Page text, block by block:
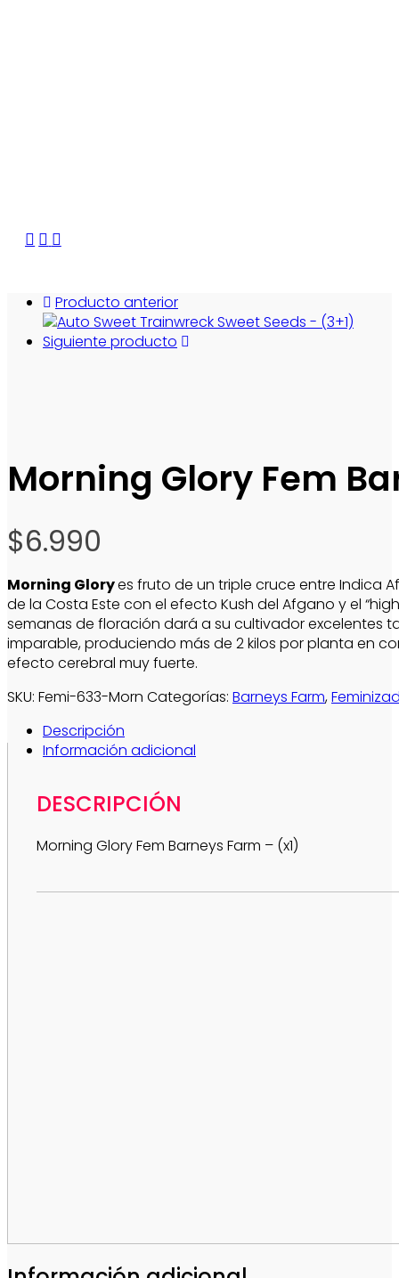
Producto anterior
Siguiente producto
Morning Glory Fem
$6.990
Morning Gloryes fruto de un triple cruce entre Indica
de la Costa Este con el efecto Kush del Afgano y el
semanas de floración dará a su cultivador excelentes
imparable, produciendo más de 2 kilos por planta en
efecto cerebral muy fuerte.
SKU: Femi-633-Morn Categorías: Barneys Farm,
Descripción
Información adicional
DESCRIPCIÓN
Morning Glory Fem Barneys Farm – (x1)